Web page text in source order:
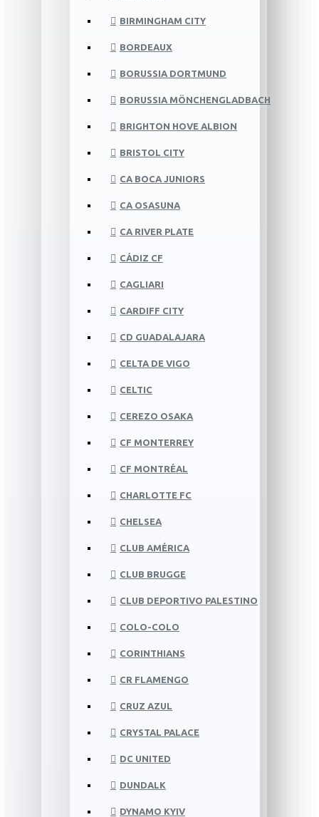
BIRMINGHAM CITY
BORDEAUX
BORUSSIA DORTMUND
BORUSSIA MÖNCHENGLADBACH
BRIGHTON HOVE ALBION
BRISTOL CITY
CA BOCA JUNIORS
CA OSASUNA
CA RIVER PLATE
CÁDIZ CF
CAGLIARI
CARDIFF CITY
CD GUADALAJARA
CELTA DE VIGO
CELTIC
CEREZO OSAKA
CF MONTERREY
CF MONTRÉAL
CHARLOTTE FC
CHELSEA
CLUB AMÉRICA
CLUB BRUGGE
CLUB DEPORTIVO PALESTINO
COLO-COLO
CORINTHIANS
CR FLAMENGO
CRUZ AZUL
CRYSTAL PALACE
DC UNITED
DUNDALK
DYNAMO KYIV